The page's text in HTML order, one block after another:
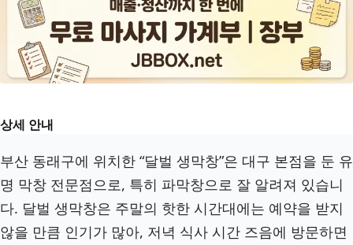
상세 안내
부산 동래구에 위치한 “달벌 생막창”은 대구 본점을 둔 유
명 막창 전문점으로, 특히 파막창으로 잘 알려져 있습니
다. 달벌 생막창은 주말의 핫한 시간대에는 예약을 받지
않을 만큼 인기가 많아, 저녁 식사 시간 즈음에 방문하면